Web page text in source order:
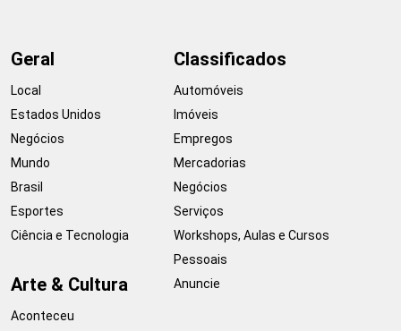
Geral
Local
Estados Unidos
Negócios
Mundo
Brasil
Esportes
Ciência e Tecnologia
Arte & Cultura
Aconteceu
Classificados
Automóveis
Imóveis
Empregos
Mercadorias
Negócios
Serviços
Workshops, Aulas e Cursos
Pessoais
Anuncie